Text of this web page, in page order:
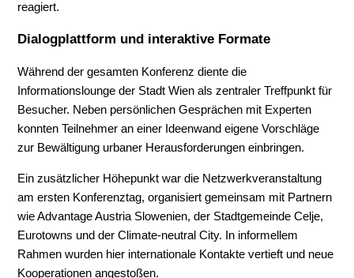
reagiert.
Dialogplattform und interaktive Formate
Während der gesamten Konferenz diente die
Informationslounge der Stadt Wien als zentraler Treffpunkt für
Besucher. Neben persönlichen Gesprächen mit Experten
konnten Teilnehmer an einer Ideenwand eigene Vorschläge
zur Bewältigung urbaner Herausforderungen einbringen.
Ein zusätzlicher Höhepunkt war die Netzwerkveranstaltung
am ersten Konferenztag, organisiert gemeinsam mit Partnern
wie Advantage Austria Slowenien, der Stadtgemeinde Celje,
Eurotowns und der Climate-neutral City. In informellem
Rahmen wurden hier internationale Kontakte vertieft und neue
Kooperationen angestoßen.